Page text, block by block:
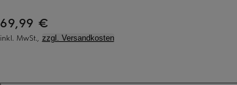
69,99 €
inkl. MwSt., zzgl. Versandkosten